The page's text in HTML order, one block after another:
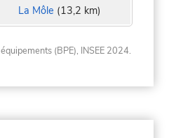
La Môle (13,2 km)
(BPE), INSEE 2024.